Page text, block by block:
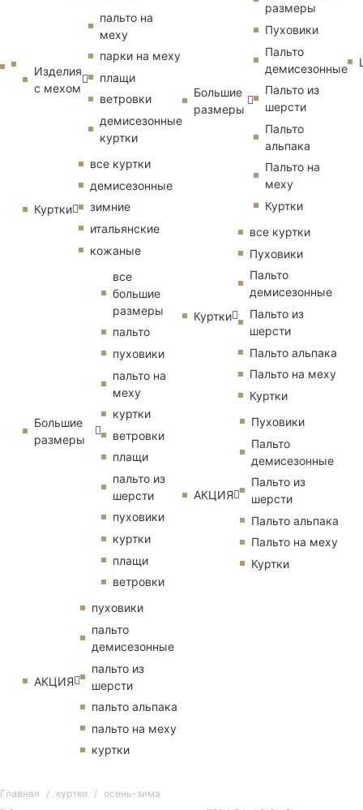
Изделия
с мехом
пальто на
меху
парки на меху
плащи
ветровки
демисезонные
куртки
Куртки
все куртки
демисезонные
зимние
итальянские
кожаные
Большие
размеры
все
большие
размеры
пальто
пуховики
пальто на
меху
куртки
ветровки
плащи
пальто из
шерсти
пуховики
куртки
плащи
ветровки
АКЦИЯ
пуховики
пальто
демисезонные
пальто из
шерсти
пальто альпака
пальто на меху
куртки
Большие
размеры
размеры
Пуховики
Пальто
демисезонные
Пальто из
шерсти
Пальто
альпака
Пальто на
меху
Куртки
Куртки
все куртки
Пуховики
Пальто
демисезонные
Пальто из
шерсти
Пальто альпака
Пальто на меху
Куртки
АКЦИЯ
Пуховики
Пальто
демисезонные
Пальто из
шерсти
Пальто альпака
Пальто на меху
Куртки
Главная куртки осень-зима